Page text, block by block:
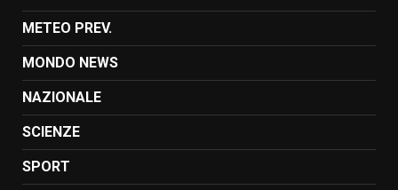
METEO PREV.
MONDO NEWS
NAZIONALE
SCIENZE
SPORT